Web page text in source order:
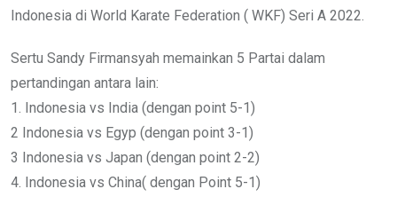
Indonesia di World Karate Federation ( WKF) Seri A 2022.
Sertu Sandy Firmansyah memainkan 5 Partai dalam
pertandingan antara lain:
1. Indonesia vs India (dengan point 5-1)
2 Indonesia vs Egyp (dengan point 3-1)
3 Indonesia vs Japan (dengan point 2-2)
4. Indonesia vs China( dengan Point 5-1)